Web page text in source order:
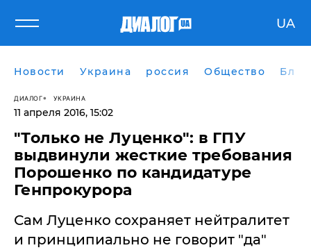
UA
Новости Украина россия Общество
ДИАЛОГ УКРАИНА
11 апреля 2016, 15:02
"Только не Луценко": в ГПУ
выдвинули жесткие требования
Порошенко по кандидатуре
Генпрокурора
Сам Луценко сохраняет нейтралитет
и принципиально не говорит "да"